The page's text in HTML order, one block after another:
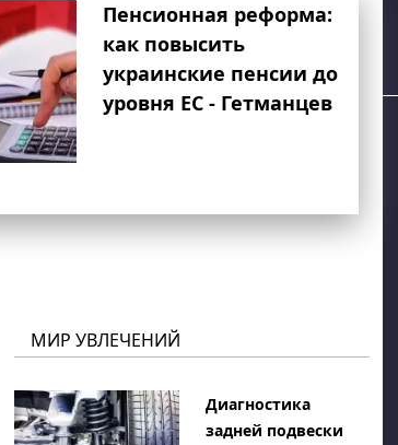
Пенсионная реформа:
как повысить
украинские пенсии до
уровня ЕС - Гетманцев
МИР УВЛЕЧЕНИЙ
Диагностика
задней подвески